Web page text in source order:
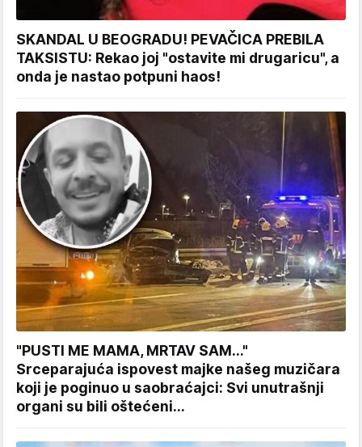
SKANDAL U BEOGRADU! PEVAČICA PREBILA
TAKSISTU: Rekao joj "ostavite mi drugaricu", a
onda je nastao potpuni haos!
"PUSTI ME MAMA, MRTAV SAM..."
Srceparajuća ispovest majke našeg muzičara
koji je poginuo u saobraćajci: Svi unutrašnji
organi su bili oštećeni...